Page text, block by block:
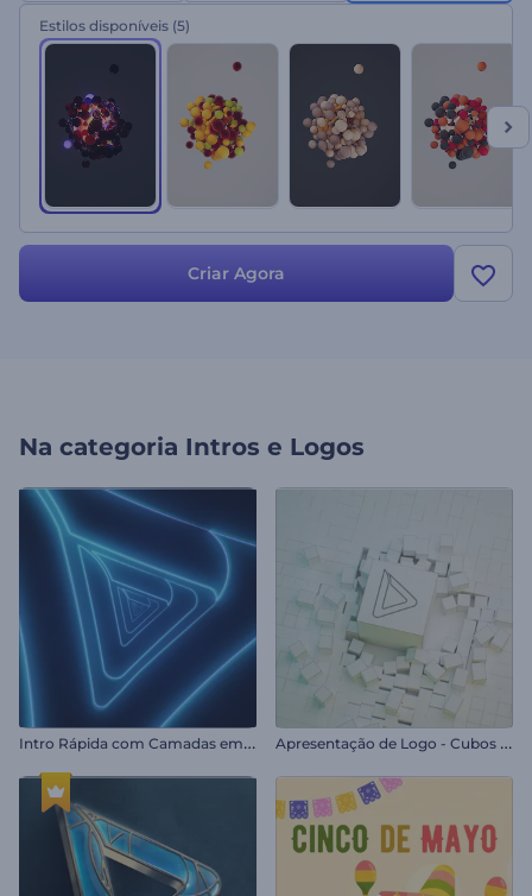
apresentações criativas, introduções ou encerramentos de canais e
muito mais. Crie já e impressione o seu público!
Estilos disponíveis (5)
Criar Agora
Na categoria Intros e Logos
I
ntro Rápida com Camadas em Neon A
presentação de Logo - Cubos Fragmentados